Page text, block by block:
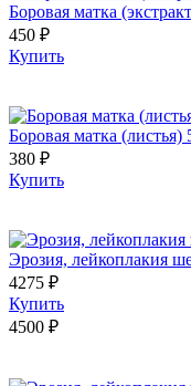
Боровая матка
450 ₽
Купить
Боровая матка (листья)
380 ₽
Купить
Эрозия, лейкоплакия
4275 ₽
Купить
4500 ₽